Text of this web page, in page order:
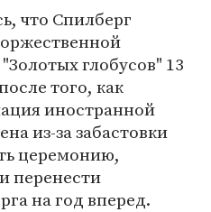
что Спилберг
глобусов" 13
того, как
иностранной
из-за забастовки
церемонию,
перенести
на год вперед.